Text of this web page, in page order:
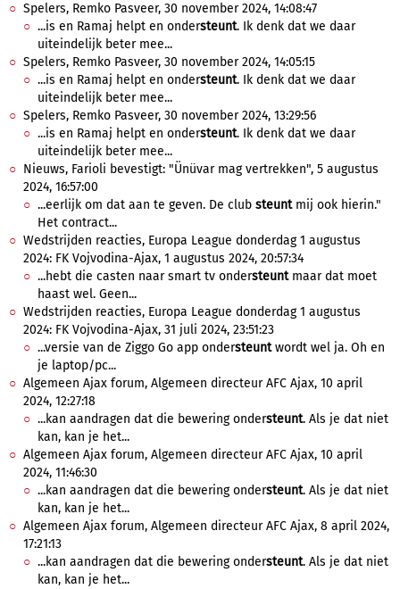
Spelers, Remko Pasveer, 30 november 2024, 14:08:47
...is en Ramaj helpt en ondersteunt. Ik denk dat we daar
uiteindelijk beter mee...
Spelers, Remko Pasveer, 30 november 2024, 14:05:15
...is en Ramaj helpt en ondersteunt. Ik denk dat we daar
uiteindelijk beter mee...
Spelers, Remko Pasveer, 30 november 2024, 13:29:56
...is en Ramaj helpt en ondersteunt. Ik denk dat we daar
uiteindelijk beter mee...
Nieuws, Farioli bevestigt: "Ünüvar mag vertrekken", 5 augustus
2024, 16:57:00
...eerlijk om dat aan te geven. De club steuntmij ook hierin."
Het contract...
Wedstrijden reacties, Europa League donderdag 1 augustus
2024: FK Vojvodina-Ajax, 1 augustus 2024, 20:57:34
...hebt die casten naar smart tv ondersteuntmaar dat moet
haast wel. Geen...
Wedstrijden reacties, Europa League donderdag 1 augustus
2024: FK Vojvodina-Ajax, 31 juli 2024, 23:51:23
...versie van de Ziggo Go app ondersteuntwordt wel ja. Oh en
je laptop/pc...
Algemeen Ajax forum, Algemeen directeur AFC Ajax, 10 april
2024, 12:27:18
...kan aandragen dat die bewering ondersteunt. Als je dat niet
kan, kan je het...
Algemeen Ajax forum, Algemeen directeur AFC Ajax, 10 april
2024, 11:46:30
...kan aandragen dat die bewering ondersteunt. Als je dat niet
kan, kan je het...
Algemeen Ajax forum, Algemeen directeur AFC Ajax, 8 april 2024,
17:21:13
...kan aandragen dat die bewering ondersteunt. Als je dat niet
kan, kan je het...